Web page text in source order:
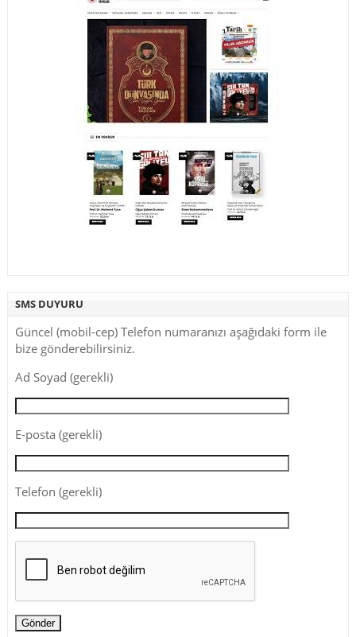
SMS DUYURU
Güncel (mobil-cep) Telefon numaranızı aşağıdaki form ile
bize gönderebilirsiniz.
Ad Soyad (gerekli)
E-posta (gerekli)
Telefon (gerekli)